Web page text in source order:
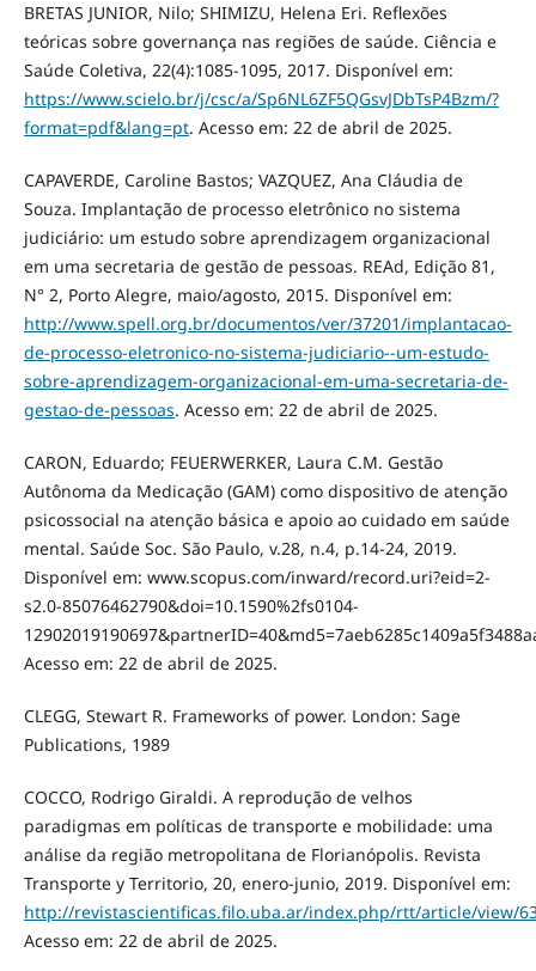
BRETAS JUNIOR, Nilo; SHIMIZU, Helena Eri. Reﬂexões
teóricas sobre governança nas regiões de saúde. Ciência e
Saúde Coletiva, 22(4):1085-1095, 2017. Disponível em:
https://www.scielo.br/j/csc/a/Sp6NL6ZF5QGsvJDbTsP4Bzm/?
format=pdf&lang=pt. Acesso em: 22 de abril de 2025.
CAPAVERDE, Caroline Bastos; VAZQUEZ, Ana Cláudia de
Souza. Implantação de processo eletrônico no sistema
judiciário: um estudo sobre aprendizagem organizacional
em uma secretaria de gestão de pessoas. REAd, Edição 81,
N° 2, Porto Alegre, maio/agosto, 2015. Disponível em:
http://www.spell.org.br/documentos/ver/37201/implantacao-
de-processo-eletronico-no-sistema-judiciario--um-estudo-
sobre-aprendizagem-organizacional-em-uma-secretaria-de-
gestao-de-pessoas. Acesso em: 22 de abril de 2025.
CARON, Eduardo; FEUERWERKER, Laura C.M. Gestão
Autônoma da Medicação (GAM) como dispositivo de atenção
psicossocial na atenção básica e apoio ao cuidado em saúde
mental. Saúde Soc. São Paulo, v.28, n.4, p.14-24, 2019.
Disponível em: www.scopus.com/inward/record.uri?eid=2-
s2.0-85076462790&doi=10.1590%2fs0104-
Acesso em: 22 de abril de 2025.
CLEGG, Stewart R. Frameworks of power. London: Sage
Publications, 1989
COCCO, Rodrigo Giraldi. A reprodução de velhos
paradigmas em políticas de transporte e mobilidade: uma
análise da região metropolitana de Florianópolis. Revista
Transporte y Territorio, 20, enero-junio, 2019. Disponível em:
http://revistascientificas.filo.uba.ar/index.php/rtt/article/view/
Acesso em: 22 de abril de 2025.